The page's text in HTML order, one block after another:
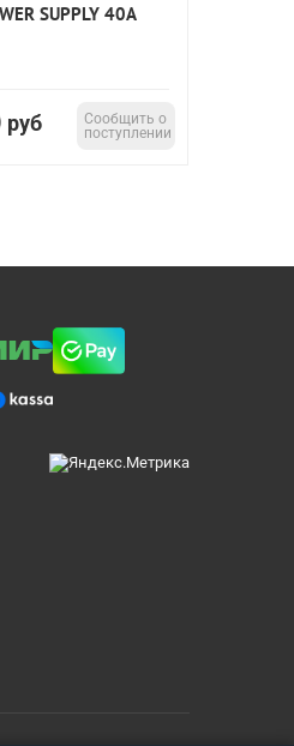
SUPPLY 40A
руб
Сообщить о
поступлении